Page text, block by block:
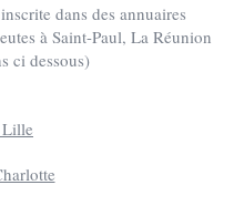
dans des annuaires
à Saint-Paul, La Réunion
ci dessous)
Lille